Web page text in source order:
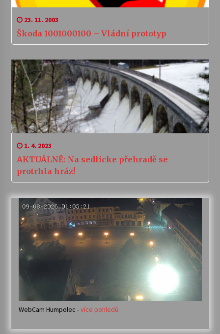
23. 11. 2003
Škoda 1001000100 – Vládní prototyp
1. 4. 2023
AKTUÁLNĚ: Na sedlicke přehradě se
protrhla hráz!
WebCam Humpolec -více pohledů